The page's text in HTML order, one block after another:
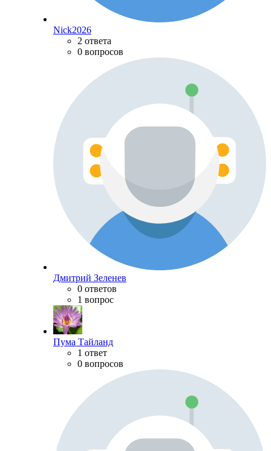
Nick2026
2 ответа
0 вопросов
Дмитрий Зеленев
0 ответов
1 вопрос
Пума Тайланд
1 ответ
0 вопросов